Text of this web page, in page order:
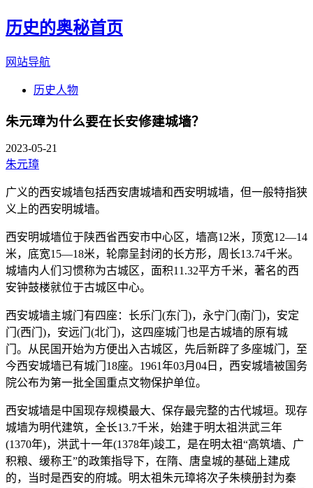
历史的奥秘首页
网站导航
历史人物
朱元璋为什么要在长安修建城墙？
2023-05-21
朱元璋
广义的西安城墙包括西安唐城墙和西安明城墙，但一般特指狭
义上的西安明城墙。
西安明城墙位于陕西省西安市中心区，墙高12米，顶宽12—14
米，底宽15—18米，轮廓呈封闭的长方形，周长13.74千米。
城墙内人们习惯称为古城区，面积11.32平方千米，著名的西
安钟鼓楼就位于古城区中心。
西安城墙主城门有四座：长乐门(东门)，永宁门(南门)，安定
门(西门)，安远门(北门)，这四座城门也是古城墙的原有城
门。从民国开始为方便出入古城区，先后新辟了多座城门，至
今西安城墙已有城门18座。1961年03月04日，西安城墙被国务
院公布为第一批全国重点文物保护单位。
西安城墙是中国现存规模最大、保存最完整的古代城垣。现存
城墙为明代建筑，全长13.7千米，始建于明太祖洪武三年
(1370年)，洪武十一年(1378年)竣工，是在明太祖“高筑墙、广
积粮、缓称王”的政策指导下，在隋、唐皇城的基础上建成
的，当时是西安的府城。明太祖朱元璋将次子朱樉册封为秦